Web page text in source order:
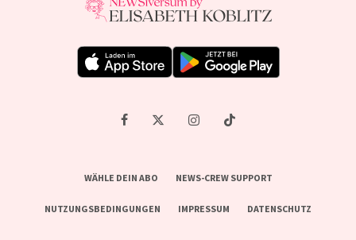
WÄHLE DEIN ABO NEWS-CREW SUPPORT
NUTZUNGSBEDINGUNGEN IMPRESSUM DATENSCHUTZ